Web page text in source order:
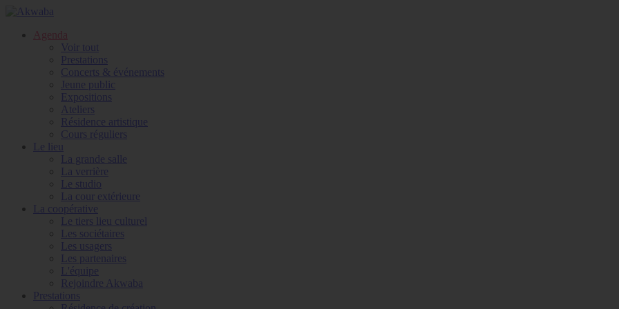
Agenda
Voir tout
Prestations
Concerts & événements
Jeune public
Expositions
Ateliers
Résidence artistique
Cours réguliers
Le lieu
La grande salle
La verrière
Le studio
La cour extérieure
La coopérative
Le tiers lieu culturel
Les sociétaires
Les usagers
Les partenaires
L'équipe
Rejoindre Akwaba
Prestations